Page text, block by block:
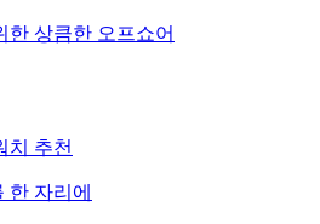
한 상큼한 오프쇼어
치 추천
한 자리에